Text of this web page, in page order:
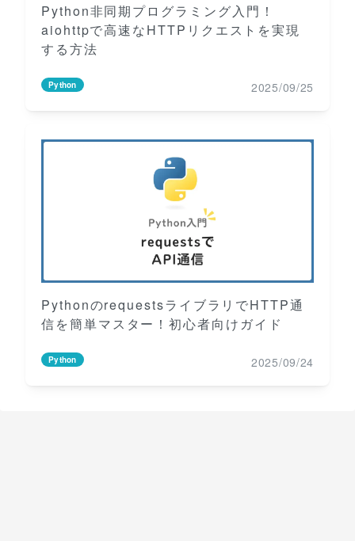
Python非同期プログラミング入門！
aiohttpで高速なHTTPリクエストを実現
する方法
Python 2025/09/25
PythonのrequestsライブラリでHTTP通
信を簡単マスター！初心者向けガイド
Python 2025/09/24